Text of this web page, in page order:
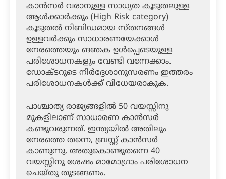
കാന്‍സര്‍ വരാനുള്ള സാധ്യത കൂടുതലുള്ള
ആള്‍ക്കാര്‍ക്കും (High Risk category)
കൂടുതല്‍ നിബിഡമായ സ്തനങ്ങള്‍
ഉള്ളവര്‍ക്കും സാധാരണയേക്കാള്‍
നേരത്തെയും ങഞക ഉള്‍പ്പെടെയുള്ള
പരിശോധനകളും വേണ്ടി വന്നേക്കാം.
ഡോക്ടറുടെ നിര്‍ദ്ദേശാനുസരണം ഇത്തരം
പരിശോധനകള്‍ക്ക് വിധേയരാകുക.
പാശ്ചാത്യ രാജ്യങ്ങളില്‍ 50 വയസ്സിനു
മുകളിലാണ് സാധാരണ കാന്‍സര്‍
കണ്ടുവരുന്നത്. ഇന്ത്യയില്‍ അതിലും
നേരത്തെ തന്നെ, ബ്രസ്റ്റ് കാന്‍സര്‍
കാണുന്നു. അതുകൊണ്ടുതന്നെ 40
വയസ്സിനു ശേഷം മാമോഗ്രാം പരിശോധന
ചെയ്തു തുടങ്ങണം.